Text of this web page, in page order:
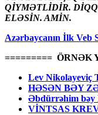
QİYMƏTLİDİR.
ELƏSİN. AMİN.
Azərbaycanın İlk Veb
========= ÖRNƏK
Lev Nikolayeviç
HƏSƏN BƏY
Əbdürrəhim bəy
VİNTSAS